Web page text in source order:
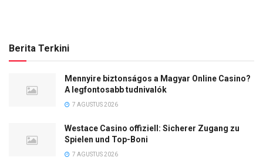
Berita Terkini
Mennyire biztonságos a Magyar Online Casino?
A legfontosabb tudnivalók
7 AGUSTUS 2026
Westace Casino offiziell: Sicherer Zugang zu
Spielen und Top-Boni
7 AGUSTUS 2026